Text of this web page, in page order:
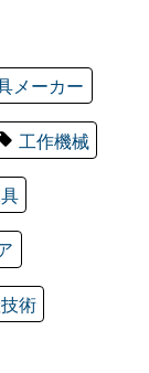
メーカー
工作機械
術